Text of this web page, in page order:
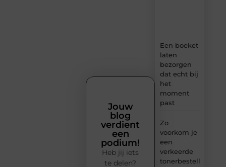
Een boeket
laten
bezorgen
dat echt bij
het
moment
past
Zo
voorkom je
een
verkeerde
tonerbestelling
Jouw
blog
verdient
een
podium!
Heb jij iets
te delen?